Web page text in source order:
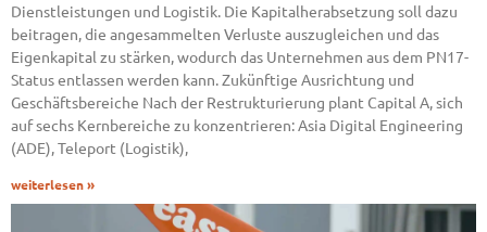
Dienstleistungen und Logistik. Die Kapitalherabsetzung soll dazu
beitragen, die angesammelten Verluste auszugleichen und das
Eigenkapital zu stärken, wodurch das Unternehmen aus dem PN17-
Status entlassen werden kann. Zukünftige Ausrichtung und
Geschäftsbereiche Nach der Restrukturierung plant Capital A, sich
auf sechs Kernbereiche zu konzentrieren: Asia Digital Engineering
(ADE), Teleport (Logistik),
weiterlesen »